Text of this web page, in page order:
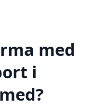
med
i